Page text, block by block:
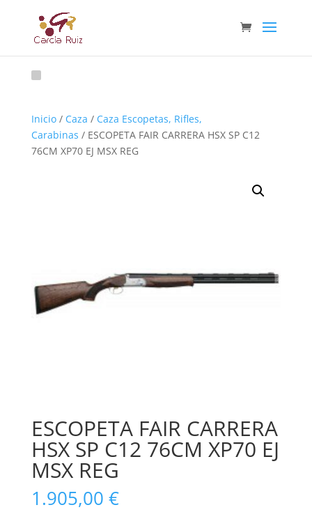
Inicio/ Caza / Caza Escopetas, Rifles,
Carabinas / ESCOPETA FAIR CARRERA HSX SP C12
76CM XP70 EJ MSX REG
ESCOPETA FAIR CARRERA
HSX SP C12 76CM XP70 EJ
MSX REG
1.905,00 €